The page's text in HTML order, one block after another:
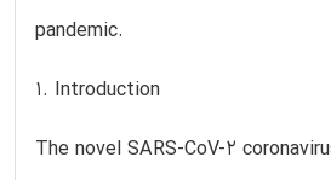
pandemic.
1. Introduction
The novel SARS-CoV-2